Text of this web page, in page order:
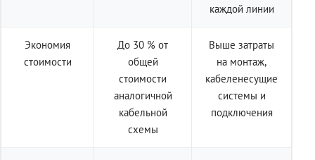
каждой линии
Экономия
стоимости
До 30 % от
общей
стоимости
аналогичной
кабельной
схемы
Выше затраты
на монтаж,
кабеленесущие
системы и
подключения